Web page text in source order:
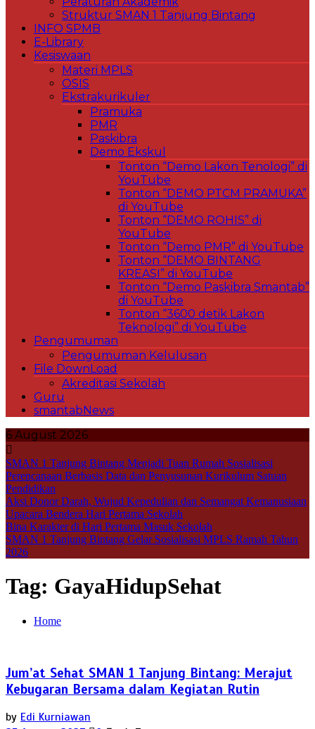
Struktur SMAN 1 Tanjung Bintang
INFO SPMB
E-Library
Kesiswaan
Materi MPLS
OSIS
Ekstrakurikuler
Pramuka
PMR
Paskibra
Demo Ekskul
Tonton “Demo Lakon Tenologi” di
YouTube
Tonton “DEMO PTCM PRAMUKA”
di YouTube
Tonton “DEMO ROHIS” di
YouTube
Tonton “Demo PMR” di YouTube
Tonton “DEMO BINTANG
KREASI” di YouTube
Tonton “Demo Paskibra Smantab”
di YouTube
Tonton “3600 detik Lakon
Teknologi” di YouTube
Pengumuman
Pengumuman Kelulusan
File DownLoad
Akreditasi Sekolah
Guru
smantabNews
6 August 2026
SMAN 1 Tanjung Bintang Menjadi Tuan Rumah Sosialisasi
Perencanaan Berbasis Data dan Penyusunan Kurikulum Satuan
Pendidikan
Aksi Donor Darah, Wujud Kepedulian dan Semangat Kemanusiaan
Upacara Bendera Hari Pertama Sekolah
Bina Karakter di Hari Pertama Masuk Sekolah
SMAN 1 Tanjung Bintang Gelar Sosialisasi MPLS Ramah Tahun
2026
Tag: GayaHidupSehat
Home
Jum’at Sehat SMAN 1 Tanjung Bintang: Merajut
Kebugaran Bersama dalam Kegiatan Rutin
by Edi Kurniawan